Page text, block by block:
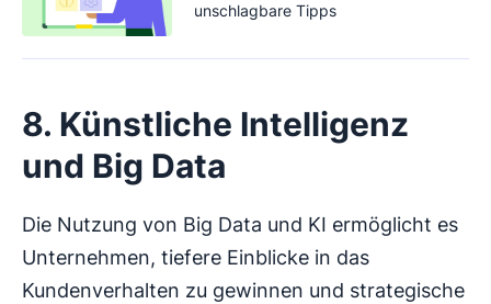
unschlagbare Tipps
8. Künstliche Intelligenz
und Big Data
Die Nutzung von Big Data und KI ermöglicht es
Unternehmen, tiefere Einblicke in das
Kundenverhalten zu gewinnen und strategische